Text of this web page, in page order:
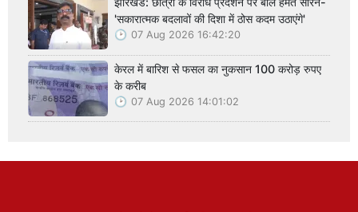
'सकारात्मक बदलावों की दिशा में ठोस कदम उठाएंगे'
07 Aug 2026 16:42:20
केरल में बारिश से फसल का नुकसान 100 करोड़ रुपए
के करीब
07 Aug 2026 14:01:02